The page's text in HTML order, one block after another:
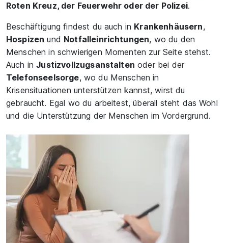
Roten Kreuz, der Feuerwehr oder der Polizei.
Beschäftigung findest du auch in Krankenhäusern,
Hospizen und Notfalleinrichtungen, wo du den
Menschen in schwierigen Momenten zur Seite stehst.
Auch inJustizvollzugsanstalten oder bei der
Telefonseelsorge, wo du Menschen in
Krisensituationen unterstützen kannst, wirst du
gebraucht. Egal wo du arbeitest, überall steht das Wohl
und die Unterstützung der Menschen im Vordergrund.